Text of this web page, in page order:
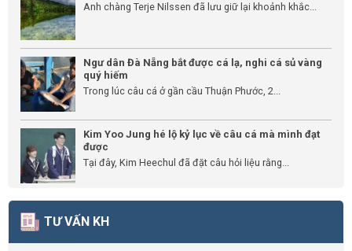
Anh chàng Terje Nilssen đã lưu giữ lại khoảnh khắc...
Ngư dân Đà Nẵng bắt được cá lạ, nghi cá sủ vàng
quý hiếm
Trong lúc câu cá ở gần cầu Thuận Phước, 2...
Kim Yoo Jung hé lộ kỷ lục về câu cá mà mình đạt
được
Tại đây, Kim Heechul đã đặt câu hỏi liệu rằng...
TƯ VẤN KH